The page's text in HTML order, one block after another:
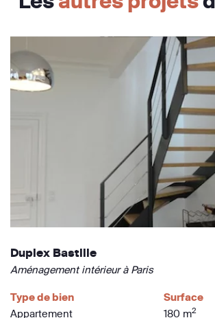
Duplex Bastille
Aménagement intérieur à Paris
Type de bien
Appartement
Surface
180 m2